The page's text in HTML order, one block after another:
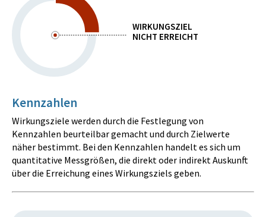
WIRKUNGSZIEL
NICHT ERREICHT
Kennzahlen
Wirkungsziele werden durch die Festlegung von
Kennzahlen beurteilbar gemacht und durch Zielwerte
näher bestimmt. Bei den Kennzahlen handelt es sich um
quantitative Messgrößen, die direkt oder indirekt Auskunft
über die Erreichung eines Wirkungsziels geben.